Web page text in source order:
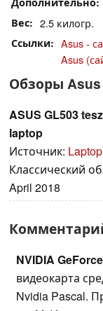
Вес 2.5 килогр.
Ссылки
Asus -
Asus
Обзоры Asus
ASUS GL503
laptop
Источник:
Классический
April 2018
NVIDIA
видеокарта
Nvidia Pascal.